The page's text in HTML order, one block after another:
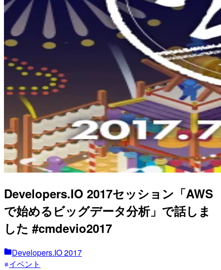
Developers.IO 2017セッション「AWS
で始めるビッグデータ分析」で話しま
した #cmdevio2017
Developers.IO 2017
イベント